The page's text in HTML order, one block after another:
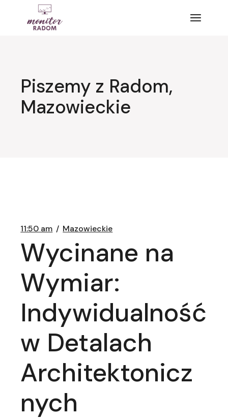
Piszemy z Radom,
Mazowieckie
11:50 am Mazowieckie
Wycinane na
Wymiar:
Indywidualność
w Detalach
Architektonicz
nych